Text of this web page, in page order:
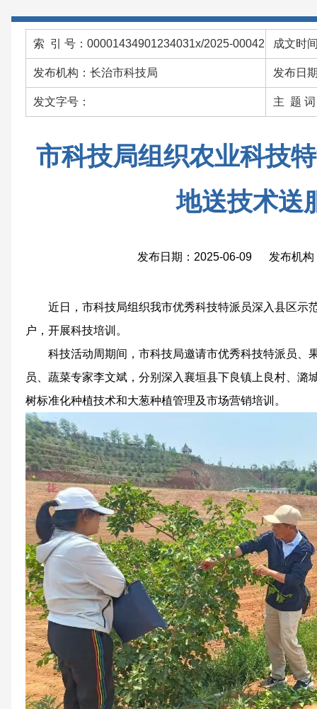
索 引 号：00001434901234031x/2025-00042 成文时
发布机构：长治市科技局 发布日
发文字号： 主 题 词
市科技局组织农业科技
地送技术送
发布日期：2025-06-09 发布机构
近日，市科技局组织我市优秀科技特派员深入县区示
户，开展科技培训。
科技活动周期间，市科技局邀请市优秀科技特派员、
员、蔬菜专家李文斌，分别深入襄垣县下良镇上良村、潞
树标准化种植技术和大葱种植管理及市场营销培训。